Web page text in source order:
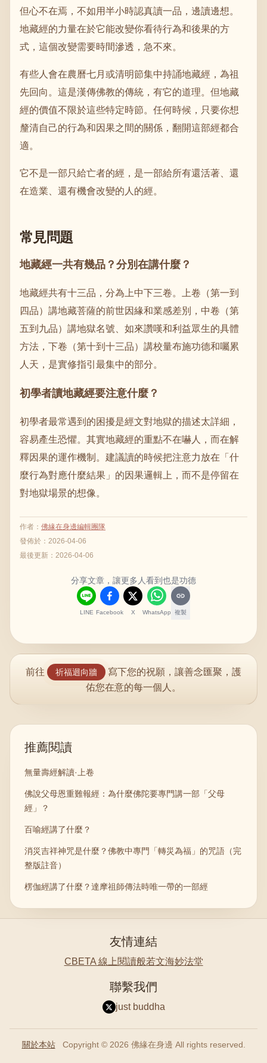
但心不在焉，不如用半小時認真讀一品，邊讀邊想。
地藏經的力量在於它能改變你看待行為和後果的方
式，這個改變需要時間滲透，急不來。
有些人會在農曆七月或清明節集中持誦地藏經，為祖
先回向。這是漢傳佛教的傳統，有它的道理。但地藏
經的價值不限於這些特定時節。任何時候，只要你想
釐清自己的行為和因果之間的關係，翻開這部經都合
適。
它不是一部只給亡者的經，是一部給所有還活著、還
在造業、還有機會改變的人的經。
常見問題
地藏經一共有幾品？分別在講什麼？
地藏經共有十三品，分為上中下三卷。上卷（第一到
四品）講地藏菩薩的前世因緣和業感差別，中卷（第
五到九品）講地獄名號、如來讚嘆和利益眾生的具體
方法，下卷（第十到十三品）講校量布施功德和囑累
人天，是實修指引最集中的部分。
初學者讀地藏經要注意什麼？
初學者最常遇到的困擾是經文對地獄的描述太詳細，
容易產生恐懼。其實地藏經的重點不在嚇人，而在解
釋因果的運作機制。建議讀的時候把注意力放在「什
麼行為對應什麼結果」的因果邏輯上，而不是停留在
對地獄場景的想像。
作者 ： 佛緣在身邊編輯團隊
發佈於： 2026-04-06
最後更新： 2026-04-06
分享文章，讓更多人看到也是功德
LINE Facebook X WhatsApp 複製
前往 祈福迴向牆
寫下您的祝願，讓善念匯聚，護
佑您在意的每一個人。
推薦閱讀
無量壽經解讀·上卷
佛說父母恩重難報經：為什麼佛陀要專門講一部「父母
經」？
百喻經講了什麼？
消災吉祥神咒是什麼？佛教中專門「轉災為福」的咒語（完
整版註音）
楞伽經講了什麼？達摩祖師傳法時唯一帶的一部經
友情連結
CBETA 線上閱讀般若文海妙法堂
聯繫我們
just buddha
關於本站 Copyright © 2026 佛緣在身邊 All rights reserved.